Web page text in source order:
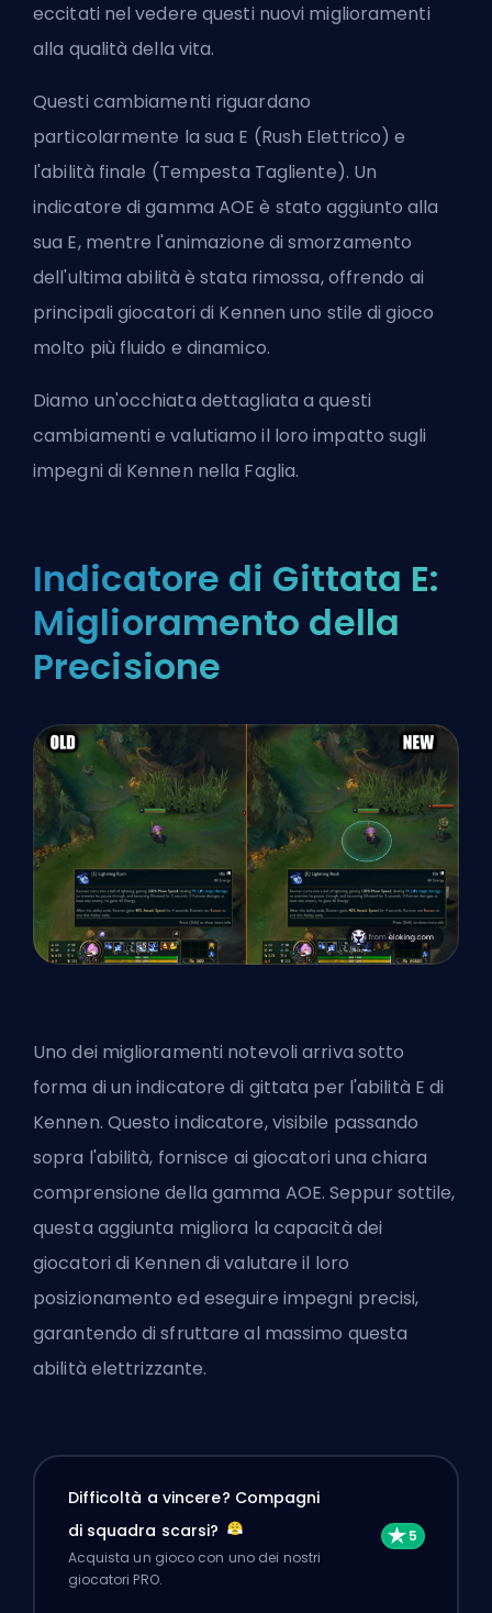
eccitati nel vedere questi nuovi miglioramenti
alla qualità della vita.
Questi cambiamenti riguardano
particolarmente la sua E (Rush Elettrico) e
l'abilità finale (Tempesta Tagliente). Un
indicatore di gamma AOE è stato aggiunto alla
sua E, mentre l'animazione di smorzamento
dell'ultima abilità è stata rimossa, offrendo ai
principali giocatori di Kennen uno stile di gioco
molto più fluido e dinamico.
Diamo un'occhiata dettagliata a questi
cambiamenti e valutiamo il loro impatto sugli
impegni di Kennen nella Faglia.
Indicatore di Gittata E:
Miglioramento della
Precisione
Uno dei miglioramenti notevoli arriva sotto
forma di un indicatore di gittata per l'abilità E di
Kennen. Questo indicatore, visibile passando
sopra l'abilità, fornisce ai giocatori una chiara
comprensione della gamma AOE. Seppur sottile,
questa aggiunta migliora la capacità dei
giocatori di Kennen di valutare il loro
posizionamento ed eseguire impegni precisi,
garantendo di sfruttare al massimo questa
abilità elettrizzante.
Difficoltà a vincere? Compagni
di squadra scarsi?
Acquista un gioco con uno dei nostri
giocatori PRO.